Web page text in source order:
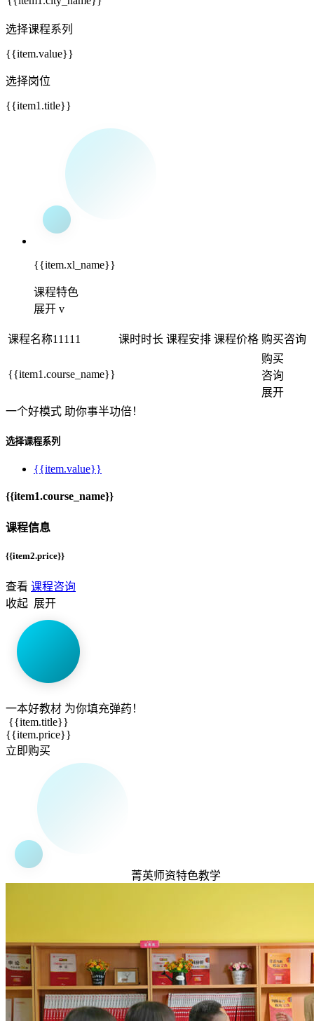
选择课程系列
{{item.value}}
选择岗位
{{item1.title}}
{{item.xl_name}}
课程特色
展开 v
课程名称11111 课时时长 课程安排 课程价格 购买咨询
{{item1.course_name}}
购买
咨询
展开
一个好模式 助你事半功倍！
选择课程系列
{{item.value}}
{{item1.course_name}}
课程信息
{{item2.price}}
查看 课程咨询
收起 展开
一本好教材 为你填充弹药！
{{item.title}}
{{item.price}}
立即购买
菁英师资特色教学